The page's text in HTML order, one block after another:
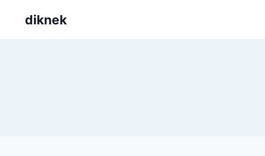
diknek